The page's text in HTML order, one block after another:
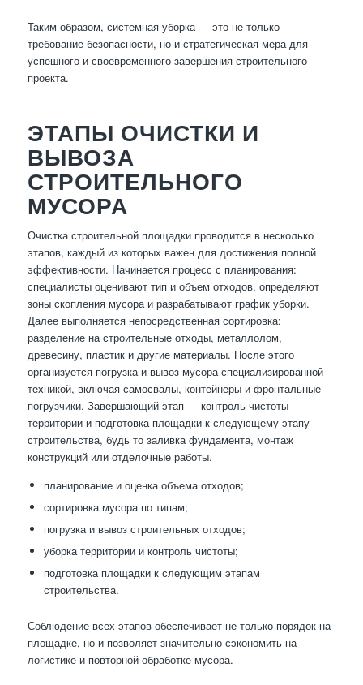
Таким образом, системная уборка — это не только
требование безопасности, но и стратегическая мера для
успешного и своевременного завершения строительного
проекта.
ЭТАПЫ ОЧИСТКИ И
ВЫВОЗА
СТРОИТЕЛЬНОГО
МУСОРА
Очистка строительной площадки проводится в несколько
этапов, каждый из которых важен для достижения полной
эффективности. Начинается процесс с планирования:
специалисты оценивают тип и объем отходов, определяют
зоны скопления мусора и разрабатывают график уборки.
Далее выполняется непосредственная сортировка:
разделение на строительные отходы, металлолом,
древесину, пластик и другие материалы. После этого
организуется погрузка и вывоз мусора специализированной
техникой, включая самосвалы, контейнеры и фронтальные
погрузчики. Завершающий этап — контроль чистоты
территории и подготовка площадки к следующему этапу
строительства, будь то заливка фундамента, монтаж
конструкций или отделочные работы.
планирование и оценка объема отходов;
сортировка мусора по типам;
погрузка и вывоз строительных отходов;
уборка территории и контроль чистоты;
подготовка площадки к следующим этапам
строительства.
Соблюдение всех этапов обеспечивает не только порядок на
площадке, но и позволяет значительно сэкономить на
логистике и повторной обработке мусора.